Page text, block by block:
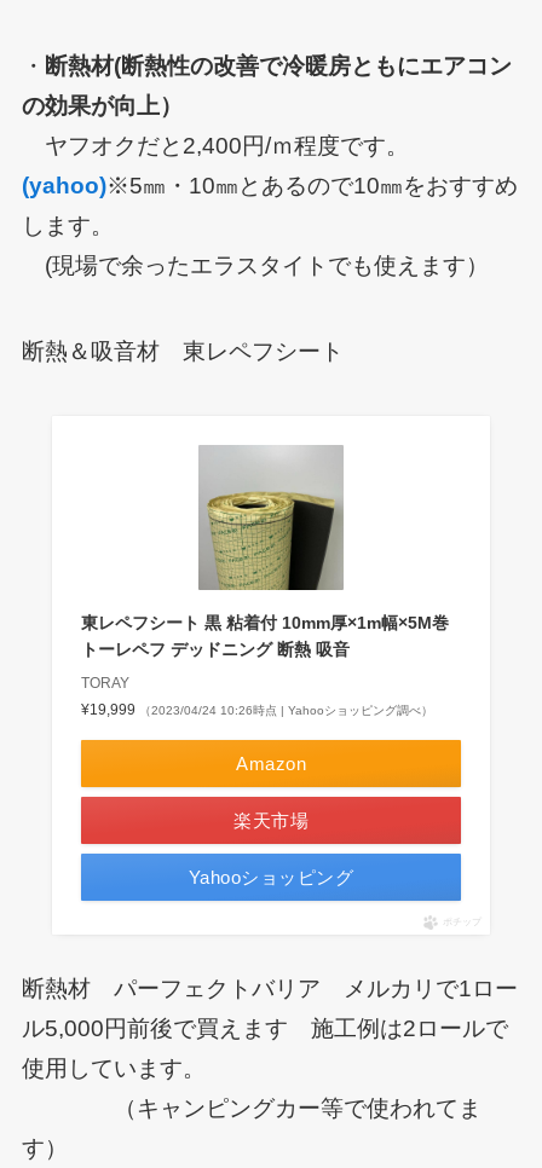
・ 断熱材(断熱性の改善で冷暖房ともにエアコン
の効果が向上）
ヤフオクだと2,400円/ｍ程度です。
(yahoo)※5㎜・10㎜とあるので10㎜をおすすめ
します。
(現場で余ったエラスタイトでも使えます）
断熱＆吸音材 東レペフシート
東レペフシート 黒 粘着付 10mm厚×1m幅×5M巻
トーレペフ デッドニング 断熱 吸音
TORAY
¥19,999
（2023/04/24 10:26時点 | Yahooショッピング調べ）
Amazon
楽天市場
Yahooショッピング
ポチップ
断熱材 パーフェクトバリア メルカリで1ロー
ル5,000円前後で買えます 施工例は2ロールで
使用しています。
（キャンピングカー等で使われてま
す）